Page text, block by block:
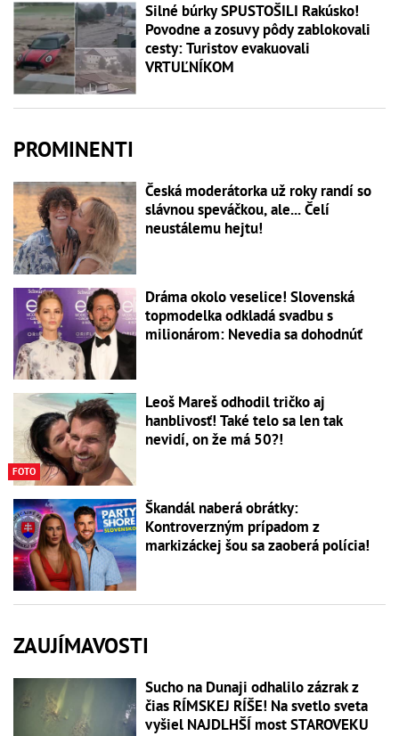
Silné búrky SPUSTOŠILI Rakúsko!
Povodne a zosuvy pôdy zablokovali
cesty: Turistov evakuovali
VRTUĽNÍKOM
PROMINENTI
Česká moderátorka už roky randí so
slávnou speváčkou, ale... Čelí
neustálemu hejtu!
Dráma okolo veselice! Slovenská
topmodelka odkladá svadbu s
milionárom: Nevedia sa dohodnúť
FOTO
Leoš Mareš odhodil tričko aj
hanblivosť! Také telo sa len tak
nevidí, on že má 50?!
Škandál naberá obrátky:
Kontroverzným prípadom z
markizáckej šou sa zaoberá polícia!
ZAUJÍMAVOSTI
Sucho na Dunaji odhalilo zázrak z
čias RÍMSKEJ RÍŠE! Na svetlo sveta
vyšiel NAJDLHŠÍ most STAROVEKU